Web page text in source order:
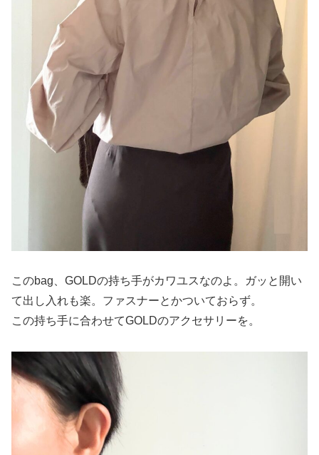
このbag、GOLDの持ち手がカワユスなのよ。ガッと開い
て出し入れも楽。ファスナーとかついておらず。
この持ち手に合わせてGOLDのアクセサリーを。